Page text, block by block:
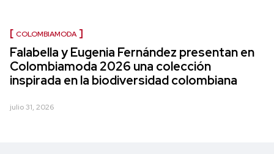
COLOMBIAMODA
Falabella y Eugenia Fernández presentan en
Colombiamoda 2026 una colección
inspirada en la biodiversidad colombiana
julio 31, 2026